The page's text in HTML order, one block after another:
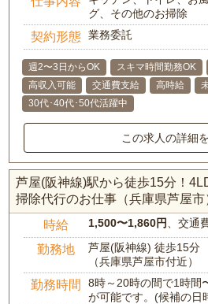
グ、その他のお掃除
契約形態 業務委託
週2〜3日からOK スキマ時間勤務OK
高収入可能
交通費支給 高時給
30代･40代･50代活躍中
この求人の詳細
芦屋(阪神線)駅から徒歩15分！
掃除代行のお仕事（兵庫県芦屋市
時給 1,500〜1,860円 、交通
勤務地
芦屋(阪神線) 徒歩15分
（兵庫県芦屋市付近）
勤務時間
8時～20時の間で1時間
が可能です。(候補の日